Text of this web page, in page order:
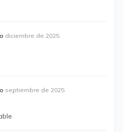
·diciembre de 2025
·septiembre de 2025